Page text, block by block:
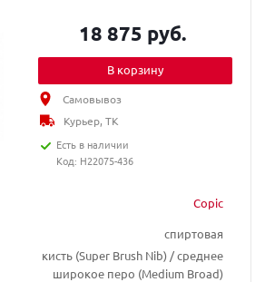
Copic
спиртовая
кисть (Super Brush Nib) / среднее
широкое перо (Medium Broad)
18 875 руб.
В корзину
Самовывоз
Курьер, ТК
Есть в наличии
Код: H22075-436